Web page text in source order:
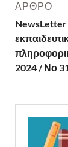
ΆΡΘΡΟ
NewsLetter
2024 / Νο